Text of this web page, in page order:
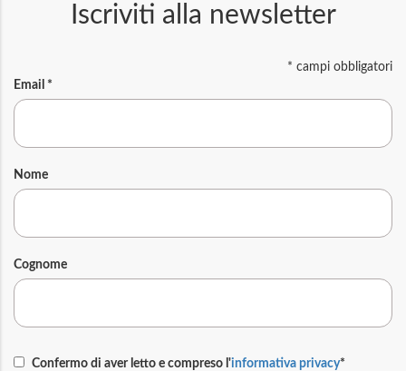
Iscriviti alla newsletter
* campi obbligatori
Email *
Nome
Cognome
Confermo di aver letto e compreso l'informativa privacy*